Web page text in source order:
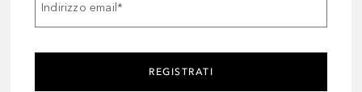
Indirizzo email*
REGISTRATI